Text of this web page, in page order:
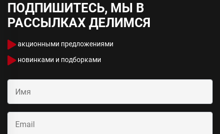
ПОДПИШИТЕСЬ, МЫ В
РАССЫЛКАХ ДЕЛИМСЯ
акционными предложениями
новинками и подборками